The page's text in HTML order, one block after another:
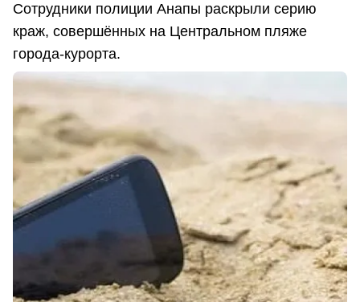
Сотрудники полиции Анапы раскрыли серию
краж, совершённых на Центральном пляже
города-курорта.